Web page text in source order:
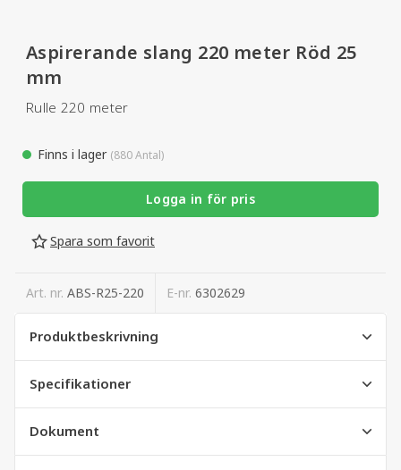
Aspirerande slang 220 meter Röd 25
mm
Rulle 220 meter
Finns i lager (880 Antal)
Logga in för pris
Spara som favorit
Art. nr. ABS-R25-220 E-nr. 6302629
Produktbeskrivning
Specifikationer
Dokument